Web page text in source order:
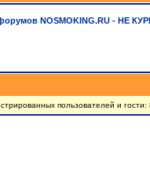
NOSMOKING.RU - НЕ
пользователей и гости: